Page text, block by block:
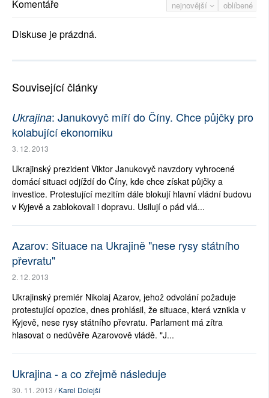
nejnovější oblíbené
Komentáře
Diskuse je prázdná.
Související články
Ukrajina: Janukovyč míří do Číny. Chce půjčky pro
kolabující ekonomiku
3. 12. 2013
Ukrajinský prezident Viktor Janukovyč navzdory vyhrocené
domácí situaci odjíždí do Číny, kde chce získat půjčky a
investice. Protestující mezitím dále blokují hlavní vládní budovu
v Kyjevě a zablokovali i dopravu. Usilují o pád vlá...
Azarov: Situace na Ukrajině "nese rysy státního
převratu"
2. 12. 2013
Ukrajinský premiér Nikolaj Azarov, jehož odvolání požaduje
protestující opozice, dnes prohlásil, že situace, která vznikla v
Kyjevě, nese rysy státního převratu. Parlament má zítra
hlasovat o nedůvěře Azarovově vládě. "J...
Ukrajina - a co zřejmě následuje
30. 11. 2013 /Karel Dolejší